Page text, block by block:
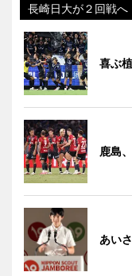
長崎日大が２回戦
喜ぶ
鹿島
あい